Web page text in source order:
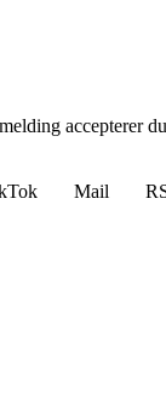
accepterer
Mail